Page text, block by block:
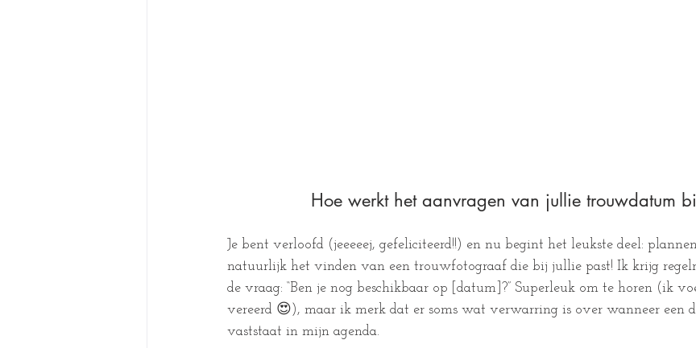
Hoe werkt het aanvragen van jullie trouwdatum
Je bent verloofd (jeeeeej, gefeliciteerd!!) en nu begint het leukste deel:
natuurlijk het vinden van een trouwfotograaf die bij jullie past! Ik krijg
de vraag: “Ben je nog beschikbaar op [datum]?” Superleuk om te horen (ik
vereerd 😍), maar ik merk dat er soms wat verwarring is over wanneer een
vaststaat in mijn agenda.